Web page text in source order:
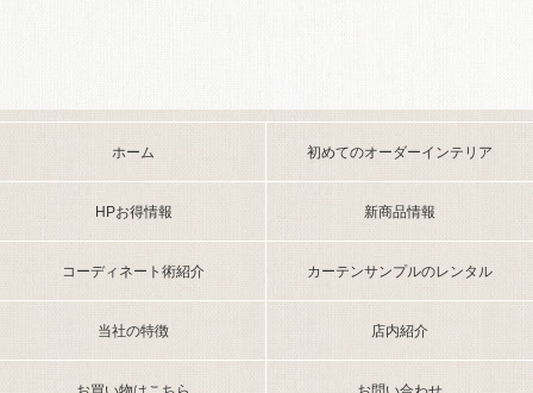
ホーム 初めてのオーダーインテリア
HPお得情報 新商品情報
コーディネート術紹介 カーテンサンプルのレンタル
当社の特徴 店内紹介